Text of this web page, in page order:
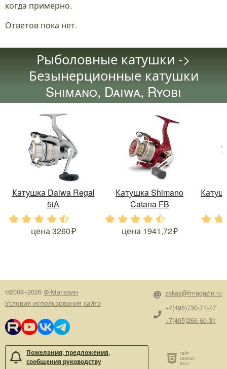
когда примерно.
Ответов пока нет.
Рыболовные катушки ->
Безынерционные катушки
Shimano, Daiwa, Ryobi
Катушка Daiwa Regal
5iA
. . .
цена 3260
Катушка Shimano
Catana FB
. . . .
цена 1941,72
©2008–2026 Ф-Магазин
Условия использования сайта
Пожелания, предложения,
сообщения руководству
zakaz@fmagazin.ru
+7(495)730-71-77
+7(495)266-60-31